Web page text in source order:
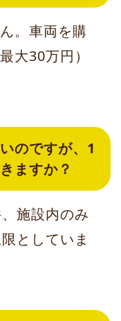
。車両を購
大30万円）
のですが、1
ますか？
施設内のみ
としていま